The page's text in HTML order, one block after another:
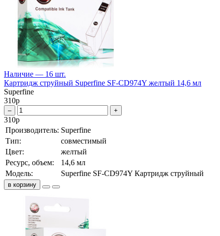
Наличие — 16 шт.
Картридж струйный Superfine SF-CD974Y желтый 14,6 мл
Superfine
310р
– +
310р
Производитель: Superfine
Тип:
совместимый
Цвет:
желтый
Ресурс, объем:
14,6 мл
Модель:
Superfine SF-CD974Y Картридж струйный
в корзину